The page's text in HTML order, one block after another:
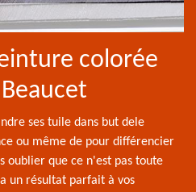
colorée
ses tuile dans but dele
ou même de pour différencier
oublier que ce n'est pas toute
un résultat parfait à vos